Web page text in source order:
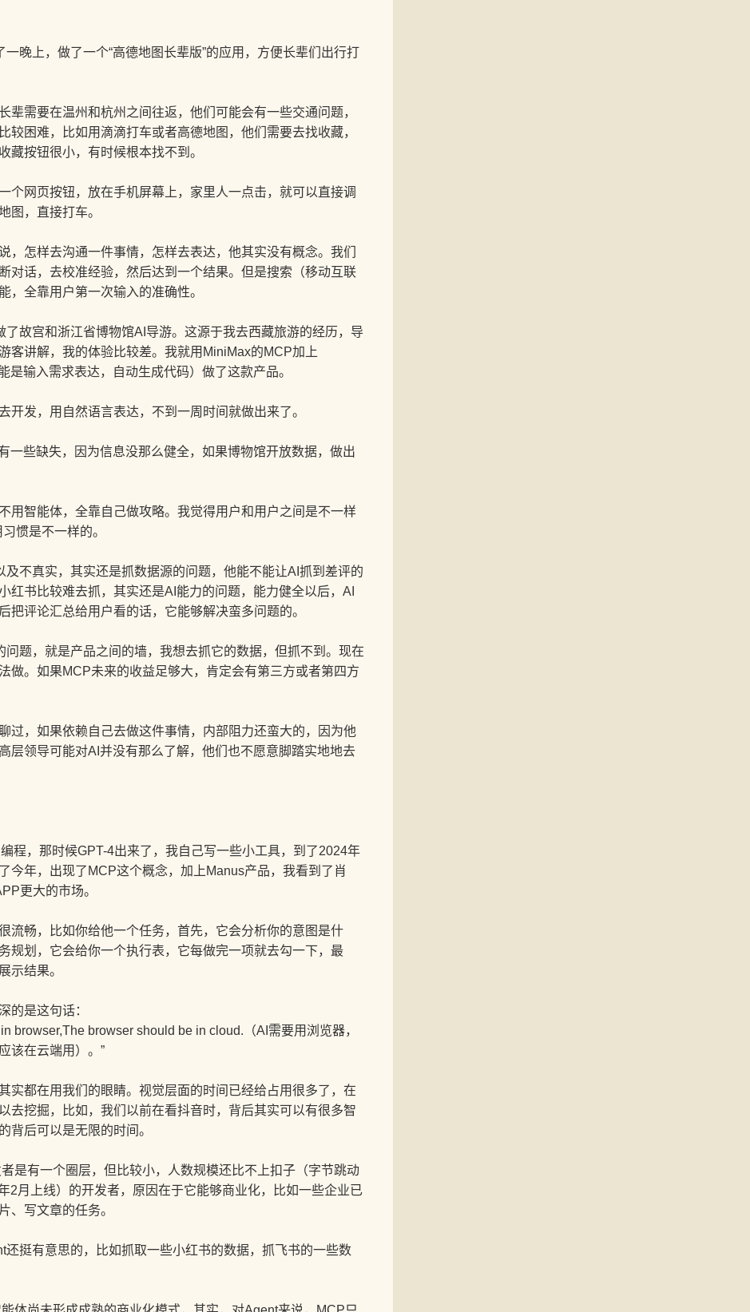
晚上，做了一个“高德地图长辈版”的应用，方便长辈们出行打
需要在温州和杭州之间往返，他们可能会有一些交通问题，
较困难，比如用滴滴打车或者高德地图，他们需要去找收藏，
藏按钮很小，有时候根本找不到。
网页按钮，放在手机屏幕上，家里人一点击，就可以直接调
图，直接打车。
怎样去沟通一件事情，怎样去表达，他其实没有概念。我们
对话，去校准经验，然后达到一个结果。但是搜索（移动互联
，全靠用户第一次输入的准确性。
故宫和浙江省博物馆AI导游。这源于我去西藏旅游的经历，导
客讲解，我的体验比较差。我就用MiniMax的MCP加上
是输入需求表达，自动生成代码）做了这款产品。
发，用自然语言表达，不到一周时间就做出来了。
些缺失，因为信息没那么健全，如果博物馆开放数据，做出
智能体，全靠自己做攻略。我觉得用户和用户之间是不一样
惯是不一样的。
不真实，其实还是抓数据源的问题，他能不能让AI抓到差评的
红书比较难去抓，其实还是AI能力的问题，能力健全以后，AI
把评论汇总给用户看的话，它能够解决蛮多问题的。
，就是产品之间的墙，我想去抓它的数据，但抓不到。现在
做。如果MCP未来的收益足够大，肯定会有第三方或者第四方
，如果依赖自己去做这件事情，内部阻力还蛮大的，因为他
层领导可能对AI并没有那么了解，他们也不愿意脚踏实地地去
，那时候GPT-4出来了，我自己写一些小工具，到了2024年
今年，出现了MCP这个概念，加上Manus产品，我看到了肖
更大的市场。
畅，比如你给他一个任务，首先，它会分析你的意图是什
规划，它会给你一个执行表，它每做完一项就去勾一下，最
示结果。
是这句话：
browser,The browser should be in cloud.（AI需要用浏览器，
该在云端用）。”
都在用我们的眼睛。视觉层面的时间已经给占用很多了，在
去挖掘，比如，我们以前在看抖音时，背后其实可以有很多智
背后可以是无限的时间。
有一个圈层，但比较小，人数规模还比不上扣子（字节跳动
2月上线）的开发者，原因在于它能够商业化，比如一些企业已
、写文章的任务。
挺有意思的，比如抓取一些小红书的数据，抓飞书的一些数